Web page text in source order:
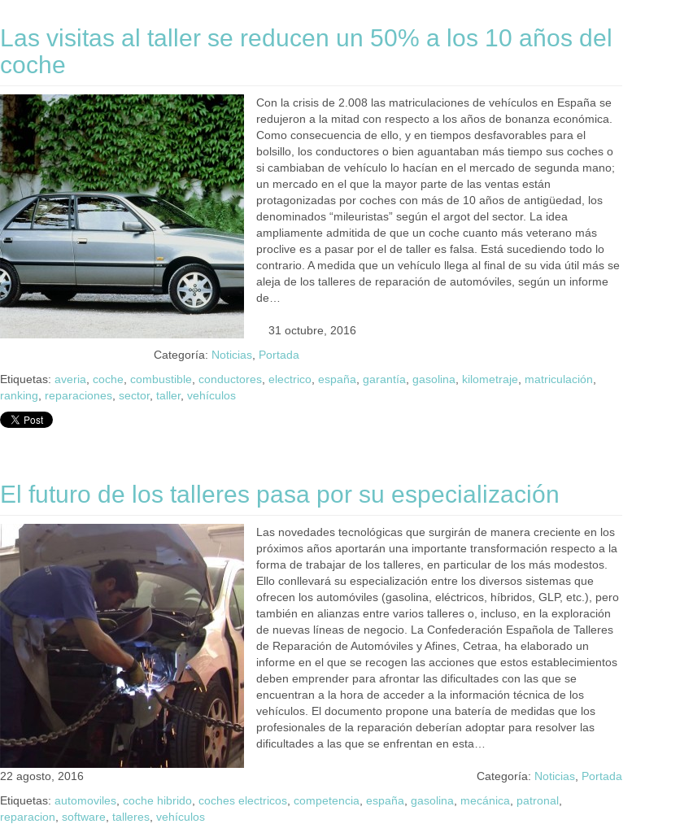
Las visitas al taller se reducen un 50% a los 10 años del
coche
Con la crisis de 2.008 las matriculaciones de vehículos en España se
redujeron a la mitad con respecto a los años de bonanza económica.
Como consecuencia de ello, y en tiempos desfavorables para el
bolsillo, los conductores o bien aguantaban más tiempo sus coches o
si cambiaban de vehículo lo hacían en el mercado de segunda mano;
un mercado en el que la mayor parte de las ventas están
protagonizadas por coches con más de 10 años de antigüedad, los
denominados “mileuristas” según el argot del sector. La idea
ampliamente admitida de que un coche cuanto más veterano más
proclive es a pasar por el de taller es falsa. Está sucediendo todo lo
contrario. A medida que un vehículo llega al final de su vida útil más se
aleja de los talleres de reparación de automóviles, según un informe
de…
31 octubre, 2016
Categoría: Noticias, Portada
Etiquetas: averia coche combustible conductores electrico españa garantía gasolina kilometraje matriculación
ranking
reparaciones sector, taller, vehículos
El futuro de los talleres pasa por su especialización
Las novedades tecnológicas que surgirán de manera creciente en los
próximos años aportarán una importante transformación respecto a la
forma de trabajar de los talleres, en particular de los más modestos.
Ello conllevará su especialización entre los diversos sistemas que
ofrecen los automóviles (gasolina, eléctricos, híbridos, GLP, etc.), pero
también en alianzas entre varios talleres o, incluso, en la exploración
de nuevas líneas de negocio. La Confederación Española de Talleres
de Reparación de Automóviles y Afines, Cetraa, ha elaborado un
informe en el que se recogen las acciones que estos establecimientos
deben emprender para afrontar las dificultades con las que se
encuentran a la hora de acceder a la información técnica de los
vehículos. El documento propone una batería de medidas que los
profesionales de la reparación deberían adoptar para resolver las
dificultades a las que se enfrentan en esta…
22 agosto, 2016 Categoría: Noticias Portada
Etiquetas: automoviles coche hibrido coches electricos competencia españa gasolina mecánica patronal
reparacion software talleres vehículos